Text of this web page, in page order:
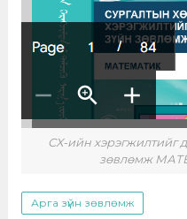
СХ-ийн хэрэгжилтийг
зөвлөмж
Арга зүйн зөвлөмж